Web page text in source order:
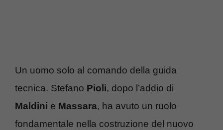
Un uomo solo al comando della guida
tecnica. Stefano Pioli, dopo l’addio di
Maldini e Massara, ha avuto un ruolo
fondamentale nella costruzione del nuovo